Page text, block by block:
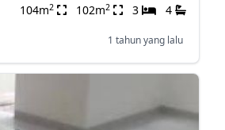
104m2 102m2 3 4
1 tahun yang lalu